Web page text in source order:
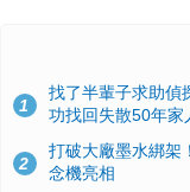
1
找了半輩子求助偵
功找回失散50年家
2
打破大廠墨水綁架
念機亮相